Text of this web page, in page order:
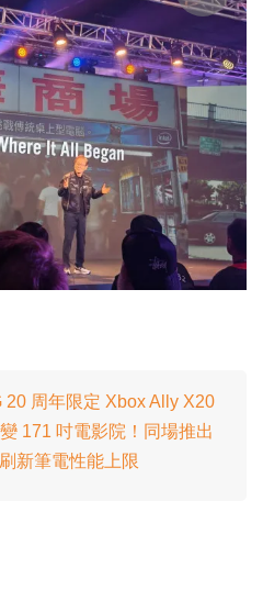
周年限定 Xbox Ally X20
171 吋電影院！同場推出
新筆電性能上限